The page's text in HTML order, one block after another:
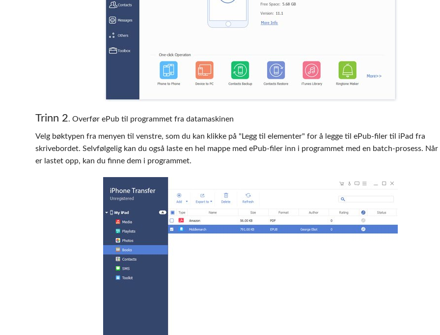
Trinn 2. Overfør ePub til programmet fra datamaskinen
Velg bøktypen fra menyen til venstre, som du kan klikke på "Legg til elementer" for å legge til ePub-filer til iPad fra
skrivebordet. Selvfølgelig kan du også laste en hel mappe med ePub-filer inn i programmet med en batch-prosess. Når
er lastet opp, kan du finne dem i programmet.